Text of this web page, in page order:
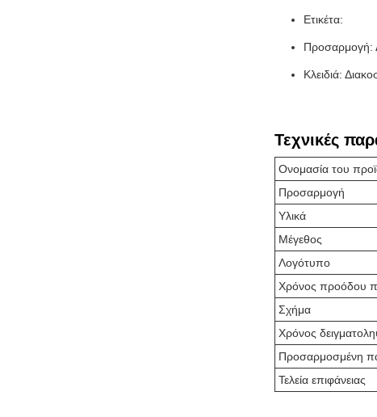
Ετικέτα:
Προσαρμογή:
Κλειδιά:
Τεχνικές
Ονομασία του
Προσαρμογή
Υλικά
Μέγεθος
Λογότυπο
Χρόνος προόδου
Σχήμα
Χρόνος
Προσαρμοσμένη
Τελεία επιφάνειας